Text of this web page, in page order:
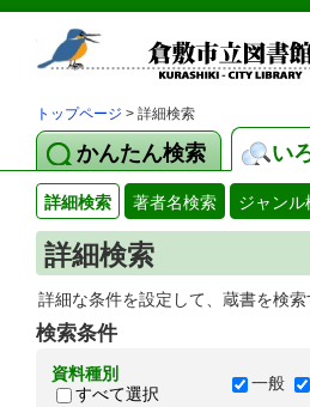
トップページ > 詳細検索
かんたん検索 い
詳細検索 著者名検索 ジャンル
詳細検索
詳細な条件を設定して、蔵書を検索
検索条件
資料種別
すべて選択
一般